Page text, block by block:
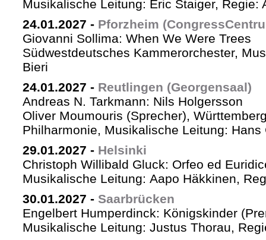
Musikalische Leitung: Eric Staiger, Regie:
24.01.2027 - Pforzheim
Giovanni Sollima: When We Were Trees
Südwestdeutsches Kammerorchester,
Bieri
24.01.2027 - Reutlingen (Georgensaal)
Andreas N. Tarkmann: Nils Holgersson
Oliver Moumouris (Sprecher),
Philharmonie, Musikalische Leitung: Hans
29.01.2027 - Helsinki
Christoph Willibald Gluck: Orfeo ed
Musikalische Leitung: Aapo Häkkinen,
30.01.2027 - Saarbrücken
Engelbert Humperdinck: Königskinder
Musikalische Leitung: Justus Thorau,